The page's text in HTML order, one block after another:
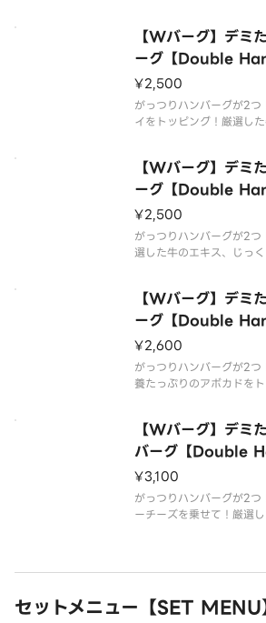
温泉玉子との相性抜群◎
飯とボリューム満点！
【Wバーグ】デミ
ーグ【Double
ace with Egg＆
¥2,500
がっつりハンバーグが2
イをトッピング！厳選し
り。温泉玉子との相性
個。ご飯とボリューム満
【Wバーグ】デミ
ーグ【Double
ace with Egg ＆
¥2,500
がっつりハンバーグが2
選した牛のエキス、じっ
性抜群◎ハンバーグ
満点！
【Wバーグ】デミ
ーグ【Double
ace with Egg ＆
¥2,600
がっつりハンバーグが2
養たっぷりのアボカドを
スのハンバーグ丼ぶり。
ンバーグ130g×2個。ご
【Wバーグ】デミ
バーグ【Double
glace with Egg
¥3,100
がっつりハンバーグが2
ーチーズを乗せて！厳選
セットメニュー【SET MENU